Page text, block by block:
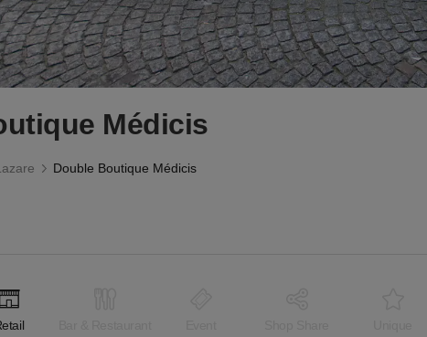
Médicis
Double Boutique Médicis